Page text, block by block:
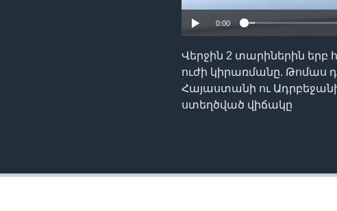
0:00
Վերջին 2 տարիներին երբ
ուժի կիրառմանը. Թոմաս
Հայաստանի ու
ստեղծված վիճակը